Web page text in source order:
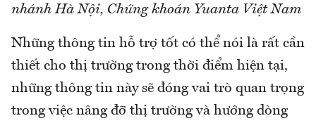
nhánh Hà Nội, Chứng khoán Yuanta Việt Nam
Những thông tin hỗ trợ tốt có thể nói là rất cần
thiết cho thị trường trong thời điểm hiện tại,
những thông tin này sẽ đóng vai trò quan trọng
trong việc nâng đỡ thị trường và hướng dòng